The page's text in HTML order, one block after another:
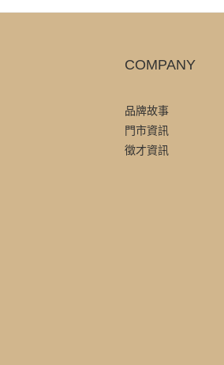
COMPANY
品牌故事
門市資訊
徵才資訊